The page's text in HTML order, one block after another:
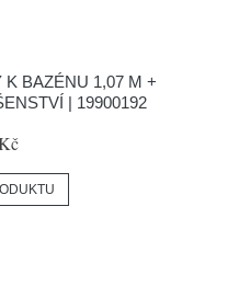
BAZÉNU 1,07 M +
| 19900192